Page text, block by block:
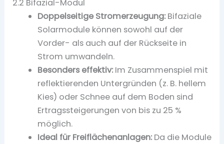
2.2 Bifazial-Modul
Doppelseitige Stromerzeugung:Bifaziale
Solarmodule können sowohl auf der
Vorder- als auch auf der Rückseite in
Strom umwandeln.
Besonders effektiv:Im Zusammenspiel mit
reflektierenden Untergründen (z. B. hellem
Kies) oder Schnee auf dem Boden sind
Ertragssteigerungen von bis zu 25 %
möglich.
Ideal für Freiflächenanlagen:Da die Module